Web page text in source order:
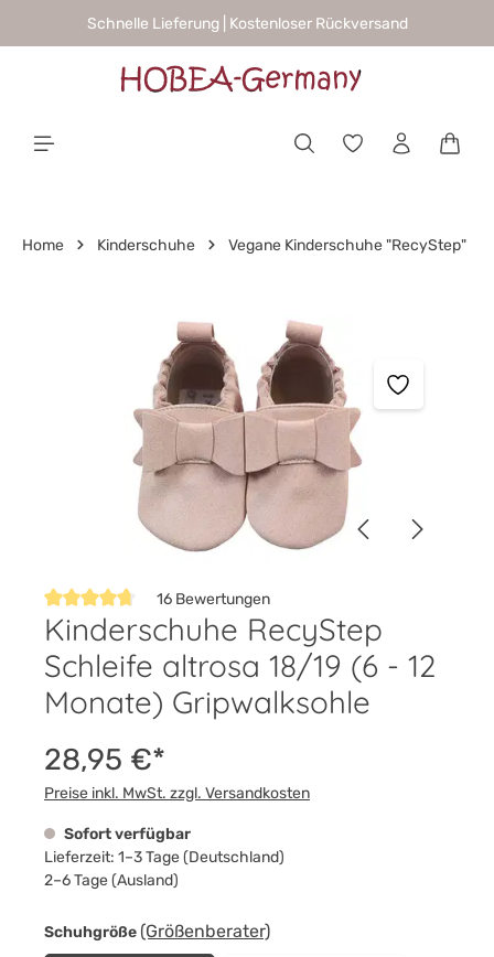
springenSchnelle Lieferung | Kostenloser Rückversand
Home Kinderschuhe Vegane Kinderschuhe "RecyStep"
Bildergalerie überspringen
Durchschnittliche Bewertung von 4.8 von 5 Sternen
16 Bewertungen
Kinderschuhe RecyStep
Schleife altrosa 18/19 (6 - 12
Monate) Gripwalksohle
28,95 €*
Preise inkl. MwSt. zzgl. Versandkosten
Sofort verfügbar
Lieferzeit: 1–3 Tage (Deutschland)
2–6 Tage (Ausland)
Schuhgrößeauswählen
(Größenberater)